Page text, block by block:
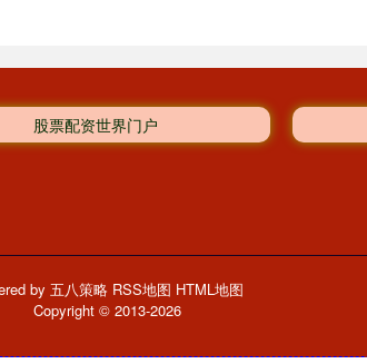
股票配资世界门户
by 五八策略 RSS地图 HTML地图
Copyright © 2013-2026